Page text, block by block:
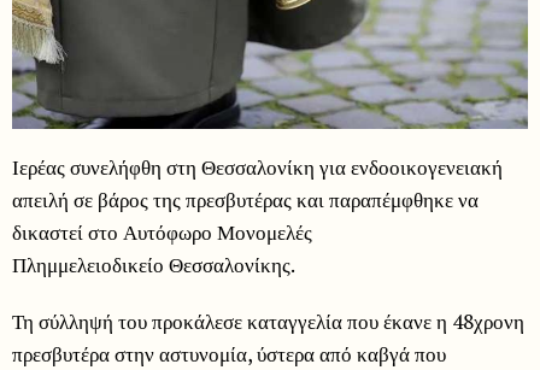
Ιερέας συνελήφθη στη Θεσσαλονίκη για ενδοοικογενειακή
απειλή σε βάρος της πρεσβυτέρας και παραπέμφθηκε να
δικαστεί στο Αυτόφωρο Μονομελές
Πλημμελειοδικείο Θεσσαλονίκης.
Τη σύλληψή του προκάλεσε καταγγελία που έκανε η 48χρονη
πρεσβυτέρα στην αστυνομία, ύστερα από καβγά που